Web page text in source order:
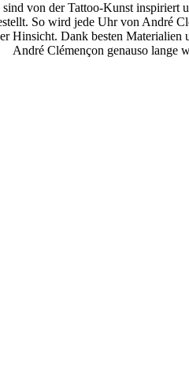
von der Tattoo-Kunst inspiriert
So wird jede Uhr von André
Hinsicht. Dank besten
André Clémençon genauso lange